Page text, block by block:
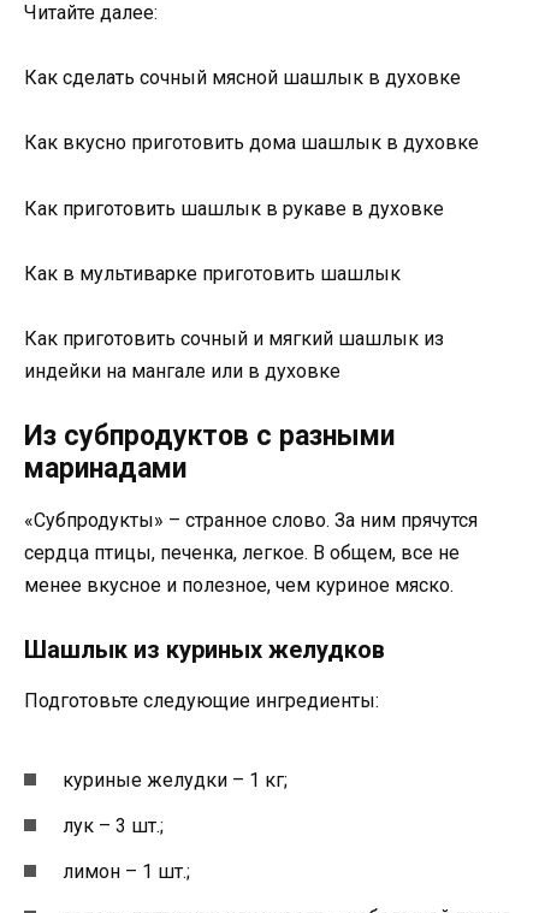
Читайте далее:
Как сделать сочный мясной шашлык в духовке
Как вкусно приготовить дома шашлык в духовке
Как приготовить шашлык в рукаве в духовке
Как в мультиварке приготовить шашлык
Как приготовить сочный и мягкий шашлык из
индейки на мангале или в духовке
Из субпродуктов с разными
маринадами
«Субпродукты» – странное слово. За ним прячутся
сердца птицы, печенка, легкое. В общем, все не
менее вкусное и полезное, чем куриное мяско.
Шашлык из куриных желудков
Подготовьте следующие ингредиенты:
куриные желудки – 1 кг;
лук – 3 шт.;
лимон – 1 шт.;